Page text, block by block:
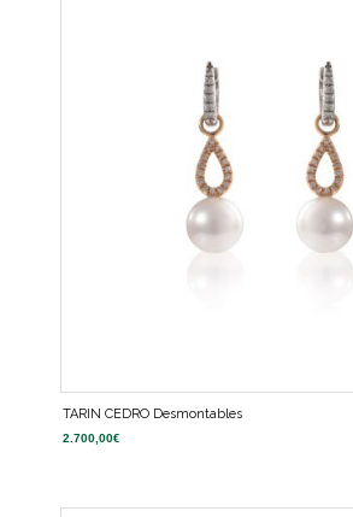
TARIN CEDRO Desmontables
2.700,00€